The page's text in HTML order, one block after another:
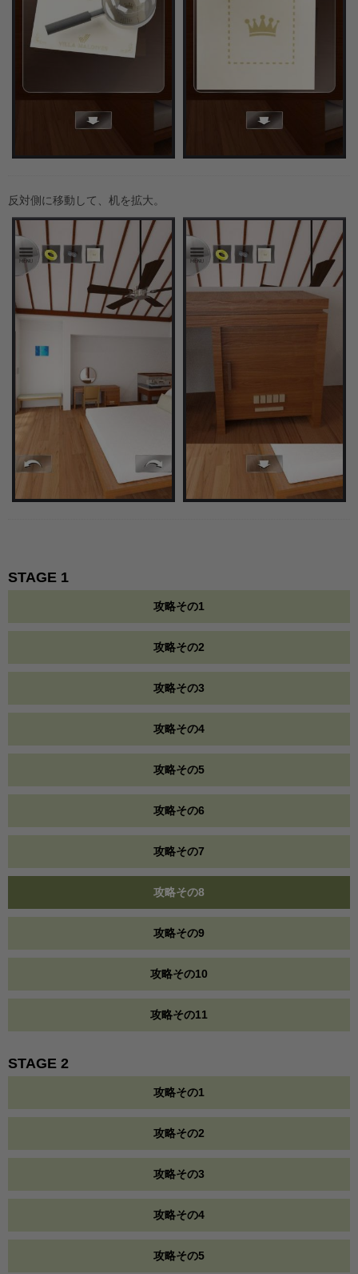
反対側に移動して、机を拡大。
STAGE 1
攻略その1
攻略その2
攻略その3
攻略その4
攻略その5
攻略その6
攻略その7
攻略その8
攻略その9
攻略その10
攻略その11
STAGE 2
攻略その1
攻略その2
攻略その3
攻略その4
攻略その5